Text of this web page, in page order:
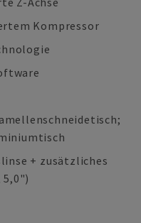
Kompressor
+ zusätzliches
5,0")